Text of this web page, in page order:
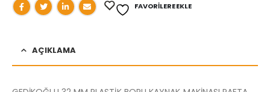
FAVORILERE EKLE
AÇIKLAMA